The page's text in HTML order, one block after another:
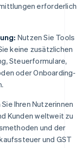
erforderlich
Nutzen Sie Tools
keine zusätzlichen
Steuerformulare,
oder Onboarding-
Ihren Nutzerinnen
Kunden weltweit zu
und der
und GST